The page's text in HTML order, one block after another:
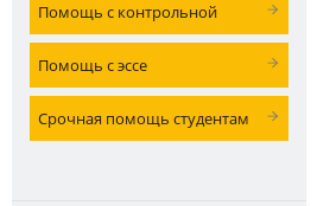
Помощь с контрольной
Помощь с эссе
Срочная помощь студентам